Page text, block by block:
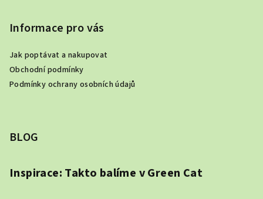
Informace pro vás
Jak poptávat a nakupovat
Obchodní podmínky
Podmínky ochrany osobních údajů
BLOG
Inspirace: Takto balíme v Green Cat